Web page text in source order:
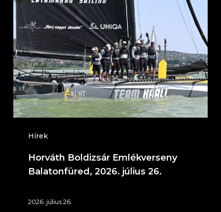
Hírek
Boldizsár
Emlékverseny
Balatonfüred,
2026.
július
26.
Horváth Boldizsár Emlékverseny
Balatonfüred, 2026. július 26.
2026. július 26.